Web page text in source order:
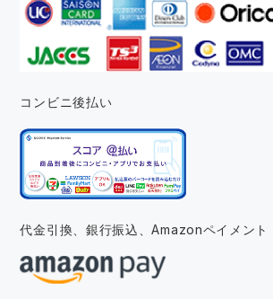
コンビニ後払い
代金引換、銀行振込、Amazonペイメント